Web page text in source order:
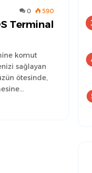
0 590
Terminal
komut
sağlayan
ötesinde,